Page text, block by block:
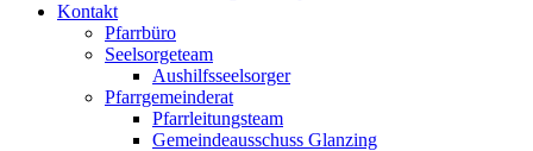
Kontakt
Pfarrbüro
Seelsorgeteam
Aushilfsseelsorger
Pfarrgemeinderat
Pfarrleitungsteam
Gemeindeausschuss Glanzing